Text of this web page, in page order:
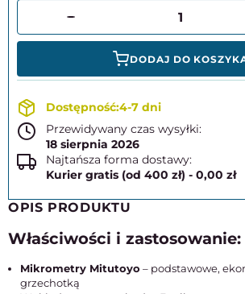
DODAJ DO
4-7 dni
Przewidywany czas wysyłki:
18 sierpnia 2026
Najtańsza forma dostawy:
Kurier gratis (od 400 zł) - 0,00 zł
OPIS PRODUKTU
Właściwości i zastosowanie:
Mikrometry Mitutoyo – podstawowe,
grzechotką